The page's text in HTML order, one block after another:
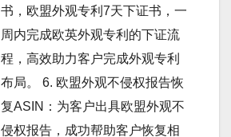
书，欧盟外观专利7天下证书，一
周内完成欧英外观专利的下证流
程，高效助力客户完成外观专利
布局。 6. 欧盟外观不侵权报告恢
复ASIN：为客户出具欧盟外观不
侵权报告，成功帮助客户恢复相